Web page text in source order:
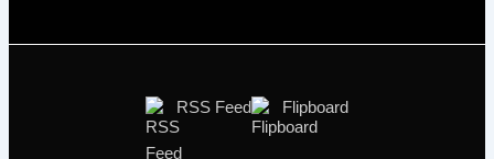
RSS Feed Flipboard